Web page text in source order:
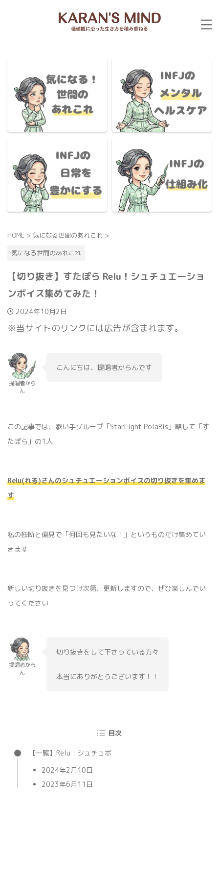
HOME > 気になる世間のあれこれ >
気になる世間のあれこれ
【切り抜き】すたぽら Relu！シュチュエーショ
ンボイス集めてみた！
2024年10月2日
※当サイトのリンクには広告が含まれます。
提唱者から
ん
こんにちは、提唱者からんです
この記事では、歌い手グループ「StarLight PolaRis」略して「す
たぽら」の1人
Relu(れる)さんのシュチュエーションボイスの切り抜きを集めま
す
私の独断と偏見で「何回も見たいな！」というものだけ集めてい
きます
新しい切り抜きを見つけ次第、更新しますので、ぜひ楽しんでい
ってください
提唱者から
ん
切り抜きをして下さっている方々
本当にありがとうございます！！
目次
【一覧】Relu│シュチュボ
2024年2月10日
2023年6月11日